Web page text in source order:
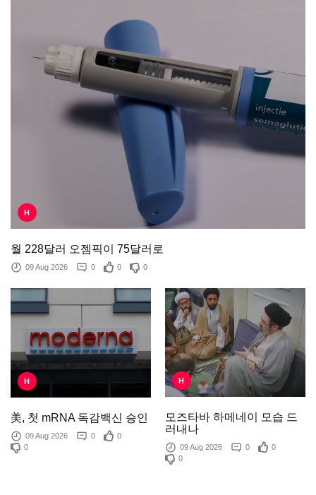
H
월 228달러 오젬픽이 75달러로
09 Aug 2026 0 0 0
H
美, 첫 mRNA 독감백신 승인
09 Aug 2026 0
0
0
H
모즈타바 하메네이 모습 드
러내나
09 Aug 2026 0
0
0